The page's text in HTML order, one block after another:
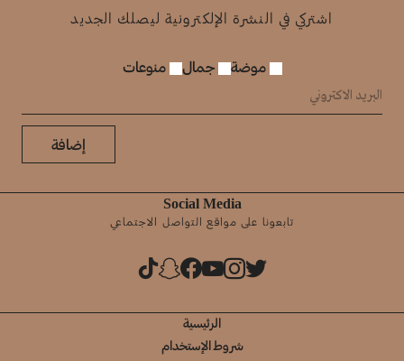
اشتركي في النشرة الإلكترونية ليصلك الجديد
موضة جمال منوعات
إضافة
Social Media
تابعونا على مواقع التواصل الاجتماعي
الرئيسية
شروط الإستخدام